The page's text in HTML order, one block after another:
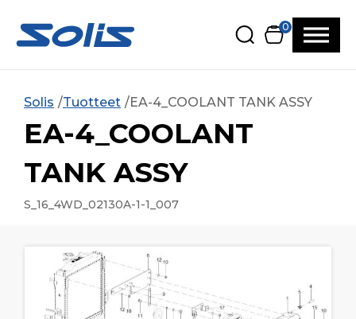
0
Solis Tuotteet EA-4_COOLANT TANK ASSY
EA-4_COOLANT
TANK ASSY
S_16_4WD_02130A-1-1_007